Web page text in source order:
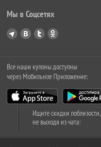
Мы в Соцсетях
Все наши купоны доступны
через Мобильное Приложение:
Ищите скидки поблизости,
не выходя из чата: